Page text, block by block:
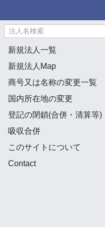
新規法人一覧
新規法人Map
商号又は名称の変更一覧
国内所在地の変更
登記の閉鎖(合併・清算等)
吸収合併
このサイトについて
Contact